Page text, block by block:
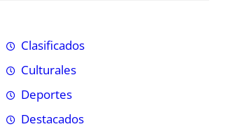
Clasificados
Culturales
Deportes
Destacados